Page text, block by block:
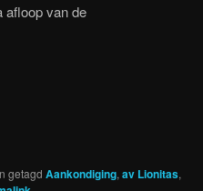
afloop van de
getagd Aankondiging, av Lionitas,